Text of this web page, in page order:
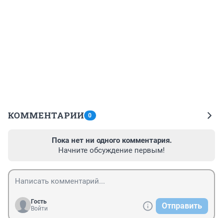
КОММЕНТАРИИ 0
Пока нет ни одного комментария.
Начните обсуждение первым!
Гость
Войти
Отправить